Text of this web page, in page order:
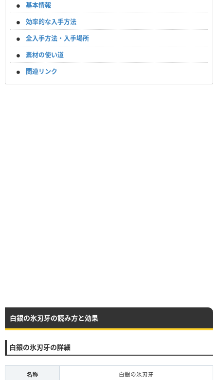
基本情報
効率的な入手方法
全入手方法・入手場所
素材の使い道
関連リンク
白銀の氷刃牙の読み方と効果
白銀の氷刃牙の詳細
名称 白銀の氷刃牙